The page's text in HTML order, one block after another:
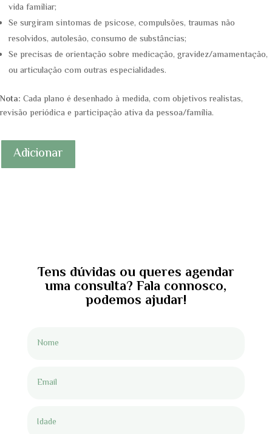
vida familiar;
Se surgiram sintomas de psicose, compulsões, traumas não
resolvidos, autolesão, consumo de substâncias;
Se precisas de orientação sobre medicação, gravidez/amamentação,
ou articulação com outras especialidades.
Nota: Cada plano é desenhado à medida, com objetivos realistas,
revisão periódica e participação ativa da pessoa/família.
Adicionar
Tens dúvidas ou queres agendar
uma consulta? Fala connosco,
podemos ajudar!